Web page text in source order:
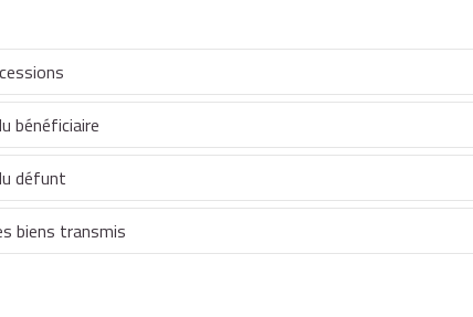
, vous êtes soumis aux droits de succession sur tous les
situés en France ou à l'étranger (sauf clauses contraires
à certains biens (bien dont le défunt était
bénéficiaire
successionsi vous êtes dispensé de dépôt de déclaration.
si vous êtes l'époux survivant ou le partenaire de
défunt
succession des personnes suivantes sous certaines
biens transmis
droits sur la succession des biens suivants :